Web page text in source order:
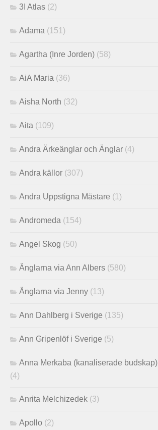
3I Atlas (2)
Adama (151)
Agartha (Inre Jorden) (58)
AiA Maria (36)
Aisha North (32)
Aita (109)
Andra Ärkeänglar och Änglar (4)
Andra källor (307)
Andra Uppstigna Mästare (1)
Andromeda (154)
Angel Skog (50)
Änglarna via Ann Albers (580)
Änglarna via Jenny (13)
Ann Dahlberg i Sverige (135)
Ann Gripenlöf i Sverige (5)
Anna Merkaba (kanaliserade budskap)
(4)
Anrita Melchizedek (3)
Apollo (2)